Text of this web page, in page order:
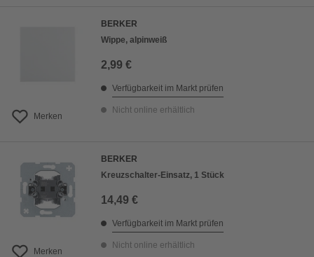
Merken
BERKER
Wippe, alpinweiß
2,99 €
Verfügbarkeit im Markt prüfen
Nicht online erhältlich
Merken
BERKER
Kreuzschalter-Einsatz, 1 Stück
14,49 €
Verfügbarkeit im Markt prüfen
Nicht online erhältlich